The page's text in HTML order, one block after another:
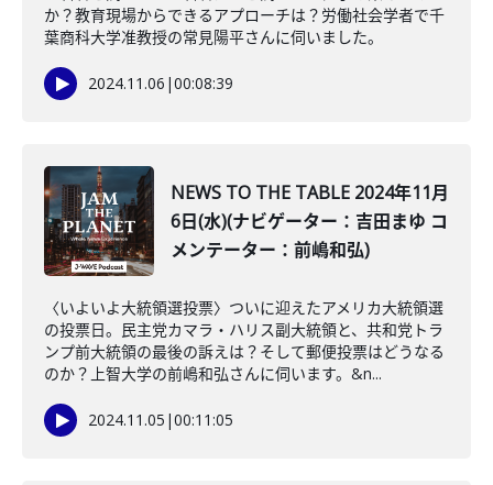
か？教育現場からできるアプローチは？労働社会学者で千
葉商科大学准教授の常見陽平さんに伺いました。
2024.11.06 |00:08:39
NEWS TO THE TABLE 2024年11月
6日(水)(ナビゲーター：吉田まゆ コ
メンテーター：前嶋和弘)
〈いよいよ大統領選投票〉ついに迎えたアメリカ大統領選
の投票日。民主党カマラ・ハリス副大統領と、共和党トラ
ンプ前大統領の最後の訴えは？そして郵便投票はどうなる
のか？上智大学の前嶋和弘さんに伺います。&n...
2024.11.05 |00:11:05